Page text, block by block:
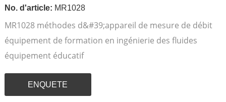
No. d'article: MR1028
MR1028 méthodes d&#39;appareil de mesure de débit
équipement de formation en ingénierie des fluides
équipement éducatif
ENQUETE